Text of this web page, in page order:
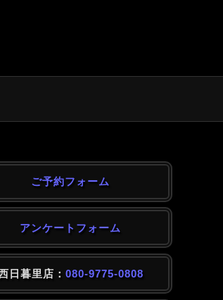
ご予約フォーム
アンケートフォーム
日暮里店： 080-9775-0808